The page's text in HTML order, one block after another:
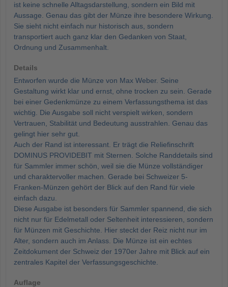
ist keine schnelle Alltagsdarstellung, sondern ein Bild mit
Aussage. Genau das gibt der Münze ihre besondere Wirkung.
Sie sieht nicht einfach nur historisch aus, sondern
transportiert auch ganz klar den Gedanken von Staat,
Ordnung und Zusammenhalt.
Details
Entworfen wurde die Münze von Max Weber. Seine
Gestaltung wirkt klar und ernst, ohne trocken zu sein. Gerade
bei einer Gedenkmünze zu einem Verfassungsthema ist das
wichtig. Die Ausgabe soll nicht verspielt wirken, sondern
Vertrauen, Stabilität und Bedeutung ausstrahlen. Genau das
gelingt hier sehr gut.
Auch der Rand ist interessant. Er trägt die Reliefinschrift
DOMINUS PROVIDEBIT mit Sternen. Solche Randdetails sind
für Sammler immer schön, weil sie die Münze vollständiger
und charaktervoller machen. Gerade bei Schweizer 5-
Franken-Münzen gehört der Blick auf den Rand für viele
einfach dazu.
Diese Ausgabe ist besonders für Sammler spannend, die sich
nicht nur für Edelmetall oder Seltenheit interessieren, sondern
für Münzen mit Geschichte. Hier steckt der Reiz nicht nur im
Alter, sondern auch im Anlass. Die Münze ist ein echtes
Zeitdokument der Schweiz der 1970er Jahre mit Blick auf ein
zentrales Kapitel der Verfassungsgeschichte.
Auflage